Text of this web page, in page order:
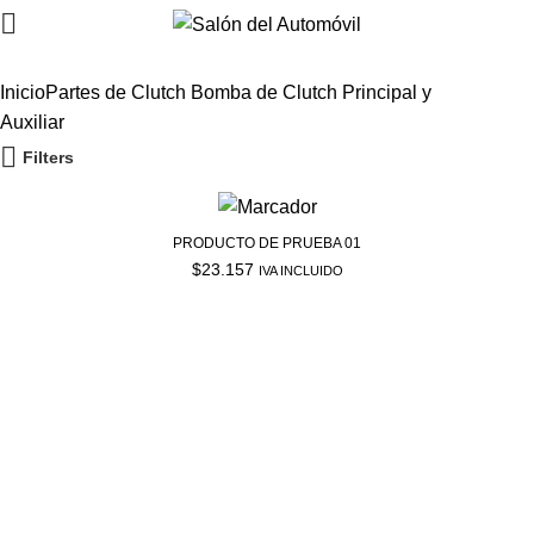
InicioPartes de Clutch Bomba de Clutch Principal y
Auxiliar
Filters
PRODUCTO DE PRUEBA 01
$23.157 IVA INCLUIDO